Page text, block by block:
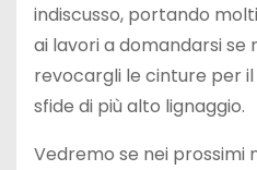
indiscusso, portando
ai lavori a domandarsi se
revocargli le cinture per
sfide di più alto lignaggio.
Vedremo se nei prossimi